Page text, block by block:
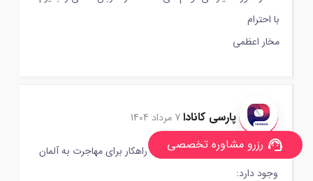
با احترام
مخار اعظمی
پارسی کانادا 7 مرداد 1404
سلام! با توجه به شرایط شما، چند راهکار برای مهاجرت به آلمان
وجود دارد:
support_agent رزرو مشاوره تخصصی